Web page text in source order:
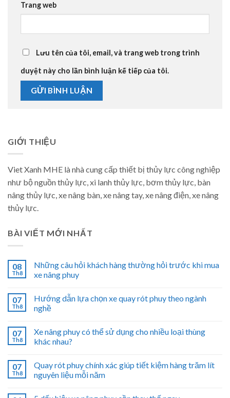
Trang web
Lưu tên của tôi, email, và trang web trong trình
duyệt này cho lần bình luận kế tiếp của tôi.
GIỚI THIỆU
Viet Xanh MHE là nhà cung cấp thiết bị thủy lực công nghiệp
như bộ nguồn thủy lực, xi lanh thủy lực, bơm thủy lực, bàn
nâng thủy lực, xe nâng bàn, xe nâng tay, xe nâng điện, xe nâng
thủy lực.
BÀI VIẾT MỚI NHẤT
08
Th8
Những câu hỏi khách hàng thường hỏi trước khi mua
xe nâng phuy
07
Th8
Hướng dẫn lựa chọn xe quay rót phuy theo ngành
nghề
07
Th8
Xe nâng phuy có thể sử dụng cho nhiều loại thùng
khác nhau?
07
Th8
Quay rót phuy chính xác giúp tiết kiệm hàng trăm lít
nguyên liệu mỗi năm